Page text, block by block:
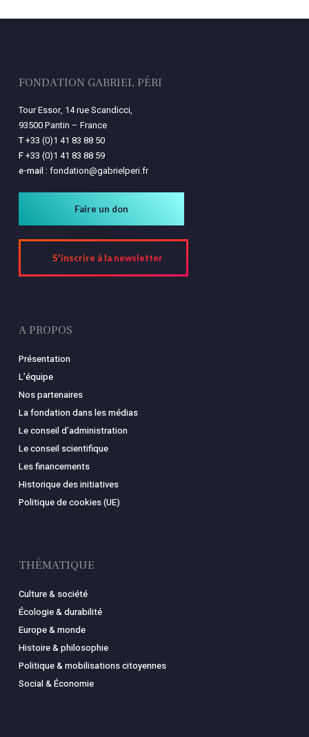
FONDATION GABRIEL PÉRI
Tour Essor, 14 rue Scandicci,
93500 Pantin – France
T+33 (0)1 41 83 88 50
F+33 (0)1 41 83 88 59
e-mail : fondation@gabrielperi.fr
Faire un don
S'inscrire à la newsletter
A PROPOS
Présentation
L’équipe
Nos partenaires
La fondation dans les médias
Le conseil d’administration
Le conseil scientifique
Les financements
Historique des initiatives
Politique de cookies (UE)
THÉMATIQUE
Culture & société
Écologie & durabilité
Europe & monde
Histoire & philosophie
Politique & mobilisations citoyennes
Social & Économie